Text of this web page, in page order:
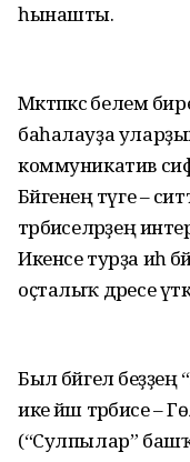
һынашты.
Мәктәпкәсә белем
баһалауҙа
коммуникатив
Бәйгенең тәүге –
тәрбиәселәрҙең
Икенсе турҙа иһә
оҫталыҡ дәресе
Был бәйгелә
ике йәш тәрбиәсе –
(“Сулпылар”